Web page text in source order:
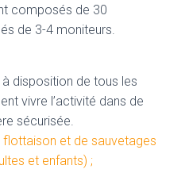
composés de 30
de 3-4 moniteurs.
disposition de tous les
vivre l’activité dans de
sécurisée.
flottaison et de sauvetages
et enfants) ;